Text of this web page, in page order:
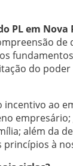
PL em Nova
do
incentivo ao
além da
princípios à